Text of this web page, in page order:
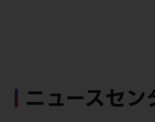
ニュースセ